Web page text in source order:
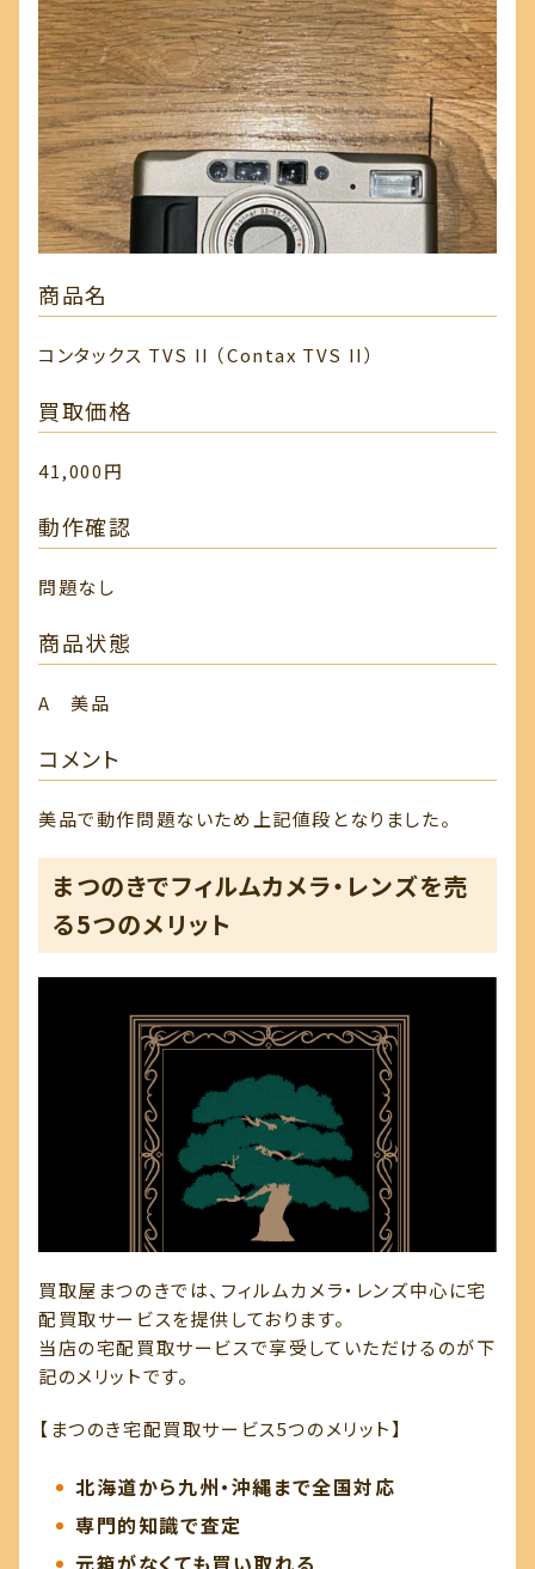
商品名
コンタックス TVS II （Contax TVS II）
買取価格
41,000円
動作確認
問題なし
商品状態
A 美品
コメント
美品で動作問題ないため上記値段となりました。
まつのきでフィルムカメラ・レンズを売
る5つのメリット
買取屋まつのきでは、フィルムカメラ・レンズ中心に宅
配買取サービスを提供しております。
当店の宅配買取サービスで享受していただけるのが下
記のメリットです。
【まつのき宅配買取サービス5つのメリット】
北海道から九州・沖縄まで全国対応
専門的知識で査定
元箱がなくても買い取れる